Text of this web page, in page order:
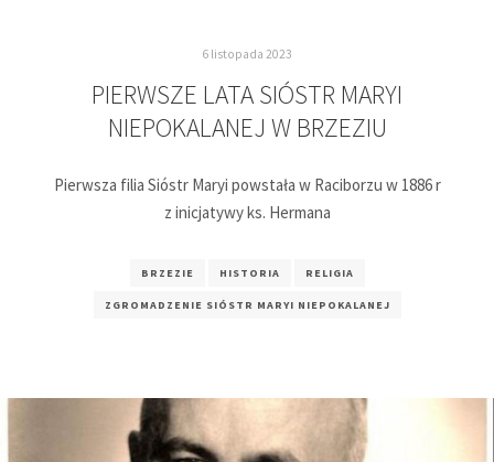
6 listopada 2023
PIERWSZE LATA SIÓSTR MARYI
NIEPOKALANEJ W BRZEZIU
Pierwsza filia Sióstr Maryi powstała w Raciborzu w 1886 r
z inicjatywy ks. Hermana
BRZEZIE HISTORIA RELIGIA
ZGROMADZENIE SIÓSTR MARYI NIEPOKALANEJ